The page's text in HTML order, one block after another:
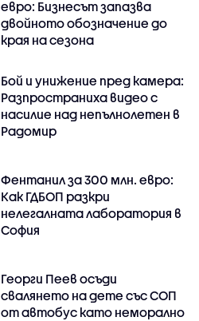
евро: Бизнесът запазва
двойното обозначение до
края на сезона
Бой и унижение пред камера:
Разпространиха видео с
насилие над непълнолетен в
Радомир
Фентанил за 300 млн. евро:
Как ГДБОП разкри
нелегалната лаборатория в
София
Георги Пеев осъди
свалянето на дете със СОП
от автобус като неморално